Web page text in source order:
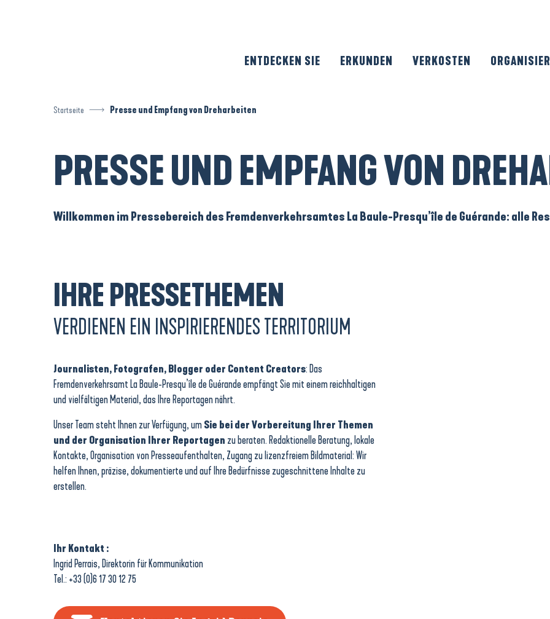
ENTDECKEN SIE ERKUNDEN VERKOSTEN
Startseite Presse und Empfang von Dreharbeiten
PRESSE UND EMPFANG VON
Willkommen im Pressebereich des Fremdenverkehrsamtes La Baule-Presqu’île de Guérande: alle
IHRE PRESSETHEMEN
VERDIENEN EIN INSPIRIERENDES TERRITORIUM
Journalisten, Fotografen, Blogger oder Content Creators: Das
Fremdenverkehrsamt La Baule-Presqu’île de Guérande empfängt Sie mit einem reichhaltigen
und vielfältigen Material, das Ihre Reportagen nährt.
Unser Team steht Ihnen zur Verfügung, umSie bei der Vorbereitung Ihrer Themen
und der Organisation Ihrer Reportagen zu beraten. Redaktionelle Beratung, lokale
Kontakte, Organisation von Presseaufenthalten, Zugang zu lizenzfreiem Bildmaterial: Wir
helfen Ihnen, präzise, dokumentierte und auf Ihre Bedürfnisse zugeschnittene Inhalte zu
erstellen.
Ihr Kontakt :
Ingrid Perrais, Direktorin für Kommunikation
Tel.: +33 (0)6 17 30 12 75